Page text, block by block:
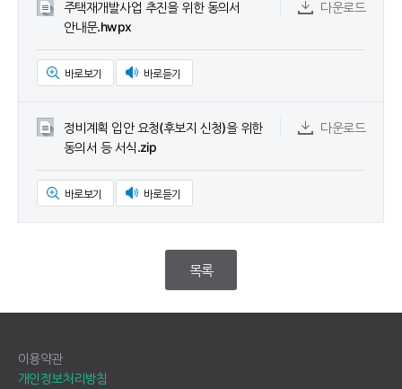
주택재개발사업 추진을 위한 동의서
안내문.hwpx
다운로드
바로보기 바로듣기
정비계획 입안 요청(후보지 신청)을 위한
동의서 등 서식.zip
다운로드
바로보기 바로듣기
목록
이용약관
개인정보처리방침